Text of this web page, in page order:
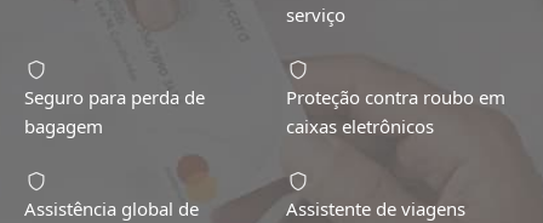
serviço
Seguro para perda de
bagagem
Proteção contra roubo em
caixas eletrônicos
Assistência global de
Assistente de viagens